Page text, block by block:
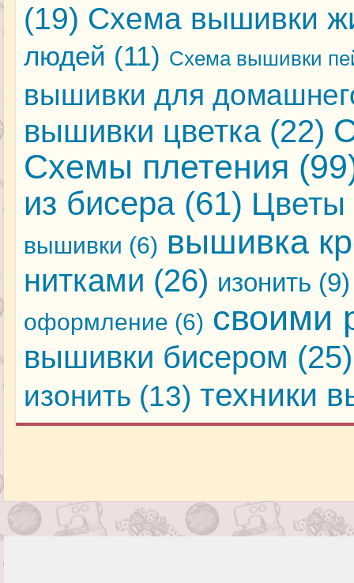
(19) Схема вышивки
людей (11) Схема вышивки
вышивки для
вышивки цветка(22)
Схемы плетения
из бисера(61) Цветы
вышивки (6) вышивка
нитками (26) изонить (9)
оформление (6) своими
вышивки бисером (25)
изонить (13) техники